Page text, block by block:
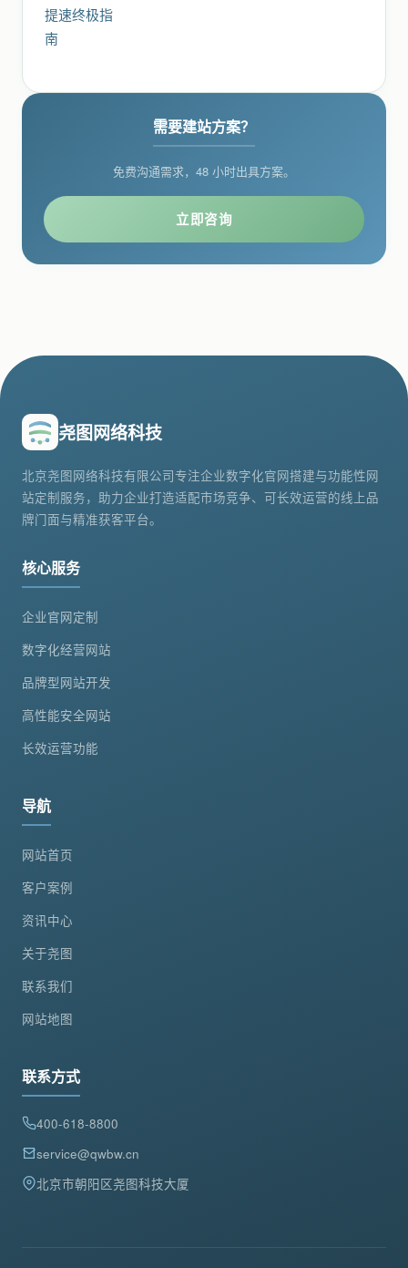
需要建站方案？
免费沟通需求，48 小时出具方案。
立即咨询
尧图网络科技
北京尧图网络科技有限公司专注企业数字化官网搭建与功能性网
站定制服务，助力企业打造适配市场竞争、可长效运营的线上品
牌门面与精准获客平台。
核心服务
企业官网定制
数字化经营网站
品牌型网站开发
高性能安全网站
长效运营功能
导航
网站首页
客户案例
资讯中心
关于尧图
联系我们
网站地图
联系方式
400-618-8800
service@qwbw.cn
北京市朝阳区尧图科技大厦